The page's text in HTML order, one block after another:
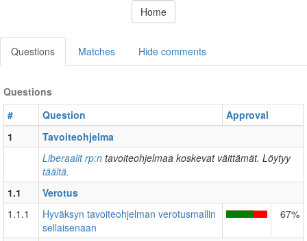
Home
Questions Matches Hide comments
Questions
#
Question
Approval
1
Tavoiteohjelma
Liberaalit rp:n tavoiteohjelmaa koskevat väittämät. Löytyy
täältä.
1.1
Verotus
1.1.1
Hyväksyn tavoiteohjelman verotusmallin
sellaisenaan
67%